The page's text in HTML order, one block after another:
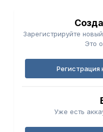
Зарегистрируйте
Это
Регистрация
Уже есть